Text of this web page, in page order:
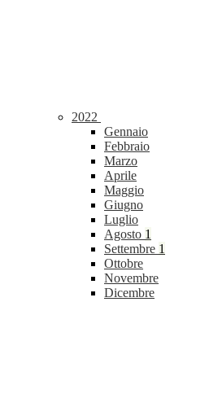
2022
Gennaio
Febbraio
Marzo
Aprile
Maggio
Giugno
Luglio
Agosto 1
Settembre 1
Ottobre
Novembre
Dicembre